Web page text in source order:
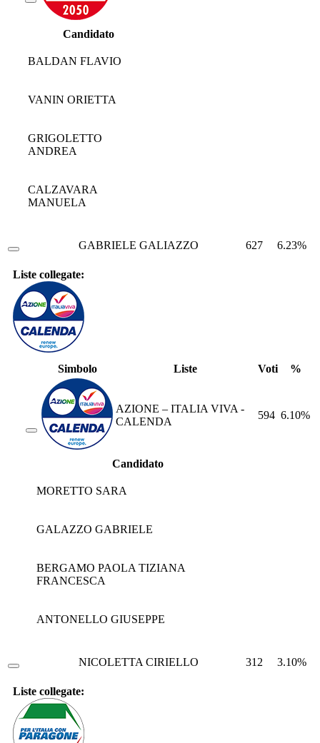
Candidato
BALDAN FLAVIO
VANIN ORIETTA
GRIGOLETTO
ANDREA
CALZAVARA
MANUELA
GABRIELE GALIAZZO 627 6.23%
Liste collegate:
Simbolo Liste Voti %
AZIONE – ITALIA VIVA -
CALENDA
594 6.10%
Candidato
MORETTO SARA
GALAZZO GABRIELE
BERGAMO PAOLA TIZIANA
FRANCESCA
ANTONELLO GIUSEPPE
NICOLETTA CIRIELLO 312 3.10%
Liste collegate: